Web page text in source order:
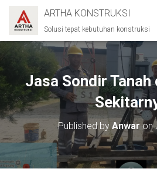
ARTHA KONSTRUKSI
Solusi tepat kebutuhan konstruksi
Jasa Sondir
Published by Anwaron